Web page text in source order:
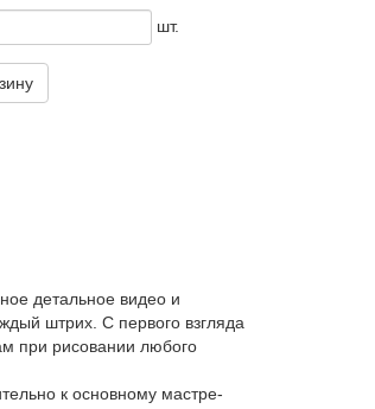
шт.
детальное видео и
штрих. С первого взгляда
при рисовании любого
к основному мастре-